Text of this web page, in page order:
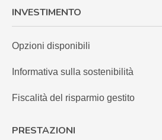
INVESTIMENTO
Opzioni disponibili
Informativa sulla sostenibilità
Fiscalità del risparmio gestito
PRESTAZIONI